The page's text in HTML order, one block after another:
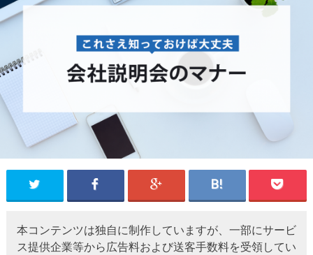
本コンテンツは独自に制作していますが、一部にサービ
ス提供企業等から広告料および送客手数料を受領してい